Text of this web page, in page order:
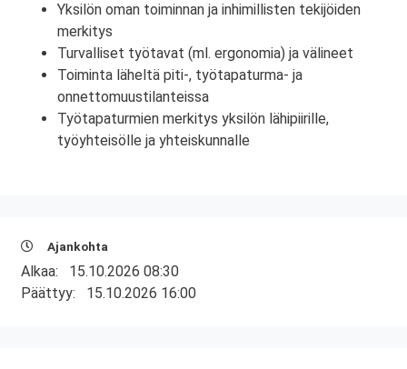
Yksilön oman toiminnan ja inhimillisten tekijöiden
merkitys
Turvalliset työtavat (ml. ergonomia) ja välineet
Toiminta läheltä piti-, työtapaturma- ja
onnettomuustilanteissa
Työtapaturmien merkitys yksilön lähipiirille,
työyhteisölle ja yhteiskunnalle
Ajankohta
Alkaa: 15.10.2026 08:30
Päättyy: 15.10.2026 16:00